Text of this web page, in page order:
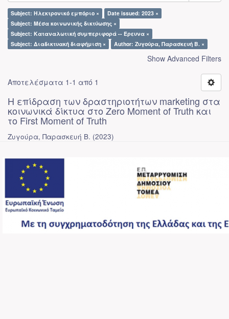
Subject: Ηλεκτρονικό εμπόριο ×
Date issued: 2023 ×
Subject: Μέσα κοινωνικής δικτύωσης ×
Subject: Καταναλωτική συμπεριφορά -- Έρευνα ×
Subject: Διαδικτυακή διαφήμιση ×
Author: Ζυγούρα, Παρασκευή Β. ×
Show Advanced Filters
Αποτελέσματα 1-1 από 1
Η επίδραση των δραστηριοτήτων marketing στα
κοινωνικά δίκτυα στο Zero Moment of Truth και
το First Moment of Truth
Ζυγούρα, Παρασκευή Β. (2023)